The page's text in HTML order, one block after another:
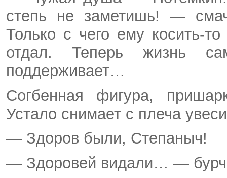
степь не заметишь! —
Только с чего ему косить-
отдал. Теперь жизнь
поддерживает…
Согбенная фигура,
Устало снимает с плеча
— Здоров были, Степаныч!
— Здоровей видали… —